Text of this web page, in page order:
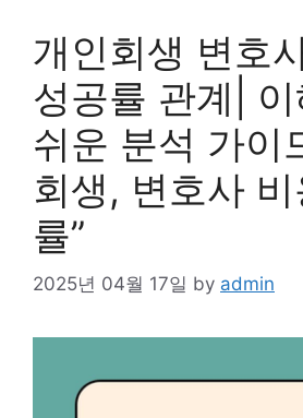
개인회생 변호
성공률 관계| 이
쉬운 분석 가이
회생, 변호사
률”
2025년 04월 17일 by admin